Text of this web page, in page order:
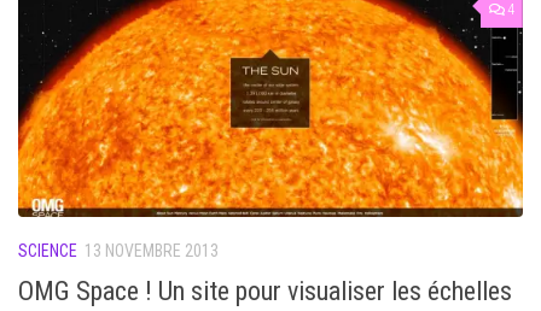
4
SCIENCE 13 NOVEMBRE 2013
OMG Space ! Un site pour visualiser les échelles